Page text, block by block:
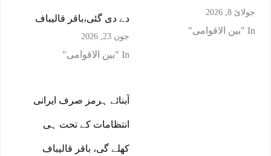
دے دی گئی،باقر قالیباف
جون 23, 2026
In "بین الاقوامی"
جولائ 8, 2026
In "بین الاقوامی"
آبنائے ہرمز صرف ایرانی
انتظامات کے تحت ہی
کھلے گی، باقر قالیباف